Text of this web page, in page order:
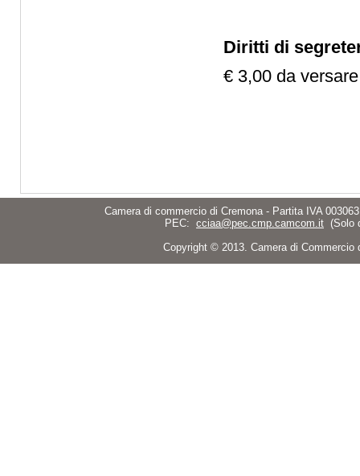
Diritti di
€ 3,00 da
Camera di commercio di Cremona - Partita IVA
PEC: cciaa@pec.cmp.camcom.it (Solo
Copyright © 2013. Camera di